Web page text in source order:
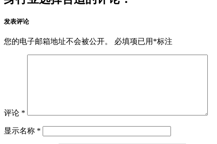
发表评论
您的电子邮箱地址不会被公开。 必填项已用 *标注
评论 *
显示名称 *